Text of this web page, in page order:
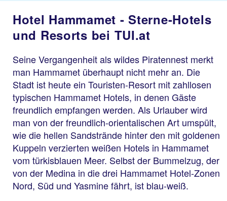
Hotel Hammamet - Sterne-Hotels
und Resorts bei TUI.at
Seine Vergangenheit als wildes Piratennest merkt
man Hammamet überhaupt nicht mehr an. Die
Stadt ist heute ein Touristen-Resort mit zahllosen
typischen Hammamet Hotels, in denen Gäste
freundlich empfangen werden. Als Urlauber wird
man von der freundlich-orientalischen Art umspült,
wie die hellen Sandstrände hinter den mit goldenen
Kuppeln verzierten weißen Hotels in Hammamet
vom türkisblauen Meer. Selbst der Bummelzug, der
von der Medina in die drei Hammamet Hotel-Zonen
Nord, Süd und Yasmine fährt, ist blau-weiß.